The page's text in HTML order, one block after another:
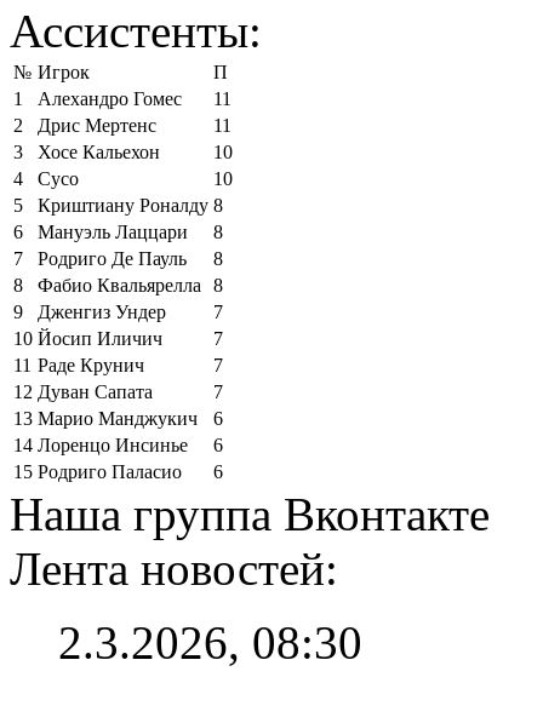
Ассистенты:
№ Игрок
П
1
Алехандро Гомес
11
2
Дрис Мертенс
11
3
Хосе Кальехон
10
4
Сусо
10
5
Криштиану Роналду 8
6
Мануэль Лаццари
8
7
Родриго Де Пауль
8
8
Фабио Квальярелла
8
9
Дженгиз Ундер
7
10 Йосип Иличич
7
11 Раде Крунич
7
12 Дуван Сапата
7
13 Марио Манджукич
6
14 Лоренцо Инсинье
6
15 Родриго Паласио 6
Наша группа Вконтакте
Лента новостей:
2.3.2026, 08:30